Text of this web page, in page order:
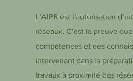
L’AIPR est l’autorisation
réseaux. C’est la preuve
compétences et des
intervenant dans la
travaux à proximité des